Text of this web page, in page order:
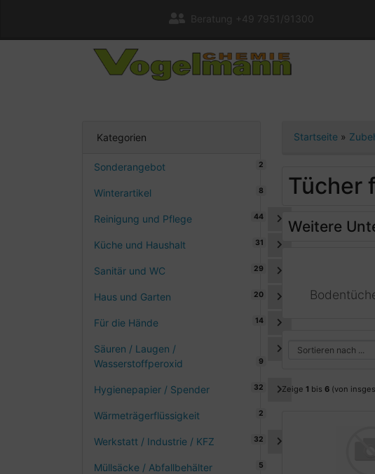
Beratung +49 7951/91300
Kategorien
Sonderangebot 2
Winterartikel 8
Reinigung und Pflege 44
Küche und Haushalt 31
Sanitär und WC 29
Haus und Garten 20
Für die Hände 14
Säuren / Laugen /
Wasserstoffperoxid
9
Hygienepapier / Spender 32
Wärmeträgerflüssigkeit 2
Werkstatt / Industrie / KFZ 32
Müllsäcke / Abfallbehälter 5
Startseite »
Tücher
Weitere
Zeige 1 bis 6 (von